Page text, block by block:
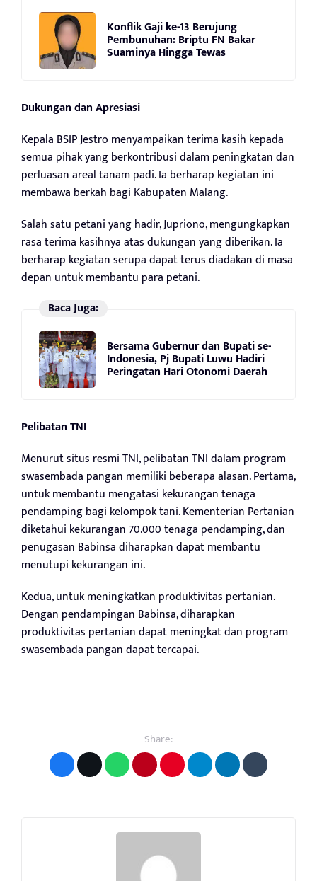
Konflik Gaji ke-13 Berujung
Pembunuhan: Briptu FN Bakar
Suaminya Hingga Tewas
Dukungan dan Apresiasi
Kepala BSIP Jestro menyampaikan terima kasih kepada
semua pihak yang berkontribusi dalam peningkatan dan
perluasan areal tanam padi. Ia berharap kegiatan ini
membawa berkah bagi Kabupaten Malang.
Salah satu petani yang hadir, Jupriono, mengungkapkan
rasa terima kasihnya atas dukungan yang diberikan. Ia
berharap kegiatan serupa dapat terus diadakan di masa
depan untuk membantu para petani.
Baca Juga:
Bersama Gubernur dan Bupati se-
Indonesia, Pj Bupati Luwu Hadiri
Peringatan Hari Otonomi Daerah
Pelibatan TNI
Menurut situs resmi TNI, pelibatan TNI dalam program
swasembada pangan memiliki beberapa alasan. Pertama,
untuk membantu mengatasi kekurangan tenaga
pendamping bagi kelompok tani. Kementerian Pertanian
diketahui kekurangan 70.000 tenaga pendamping, dan
penugasan Babinsa diharapkan dapat membantu
menutupi kekurangan ini.
Kedua, untuk meningkatkan produktivitas pertanian.
Dengan pendampingan Babinsa, diharapkan
produktivitas pertanian dapat meningkat dan program
swasembada pangan dapat tercapai.
Share: